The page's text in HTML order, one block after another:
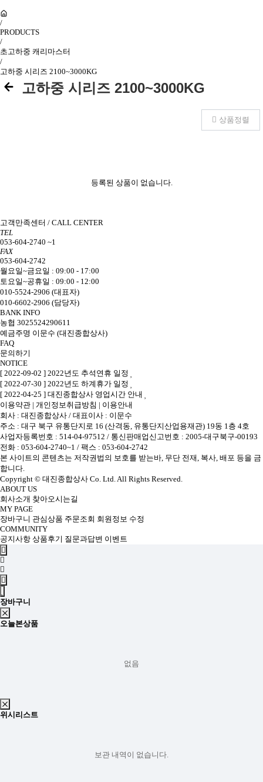
/
PRODUCTS
/
초고하중 캐리마스터
/
고하중 시리즈 2100~3000KG
고하중 시리즈 2100~3000KG
상품정렬
등록된 상품이 없습니다.
고객만족센터 / CALL CENTER
TEL
053-604-2740 ~1
FAX
053-604-2742
월요일~금요일 : 09:00 - 17:00
토요일~공휴일 : 09:00 - 12:00
010-5524-2906 (대표자)
010-6602-2906 (담당자)
BANK INFO
농협 3025524290611
예금주명 이문수 (대진종합상사)
FAQ
문의하기
NOTICE
[ 2022-09-02 ] 2022년도 추석연휴 일정
[ 2022-07-30 ] 2022년도 하계휴가 일정
[ 2022-04-25 ] 대진종합상사 영업시간 안내
이용약관 | 개인정보취급방침 | 이용안내
회사 : 대진종합상사 / 대표이사 : 이문수
주소 : 대구 북구 유통단지로 16 (산격동, 유통단지산업용재관) 19동 1층 4호
사업자등록번호 : 514-04-97512 / 통신판매업신고번호 : 2005-대구북구-00193
전화 : 053-604-2740~1 / 팩스 : 053-604-2742
본 사이트의 콘텐츠는 저작권법의 보호를 받는바, 무단 전재, 복사, 배포 등을 금
합니다.
Copyright © 대진종합상사 Co. Ltd. All Rights Reserved.
ABOUT US
회사소개 찾아오시는길
MY PAGE
장바구니 관심상품 주문조회 회원정보 수정
COMMUNITY
공지사항 상품후기 질문과답변 이벤트
장바구니
오늘본상품
없음
위시리스트
보관 내역이 없습니다.